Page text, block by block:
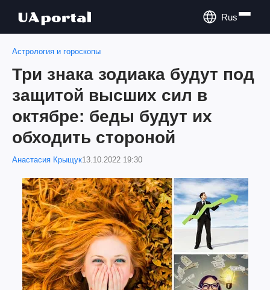
Rus
Астрология и гороскопы
Три знака зодиака будут под
защитой высших сил в
октябре: беды будут их
обходить стороной
Анастасия Крыщук13.10.2022 19:30